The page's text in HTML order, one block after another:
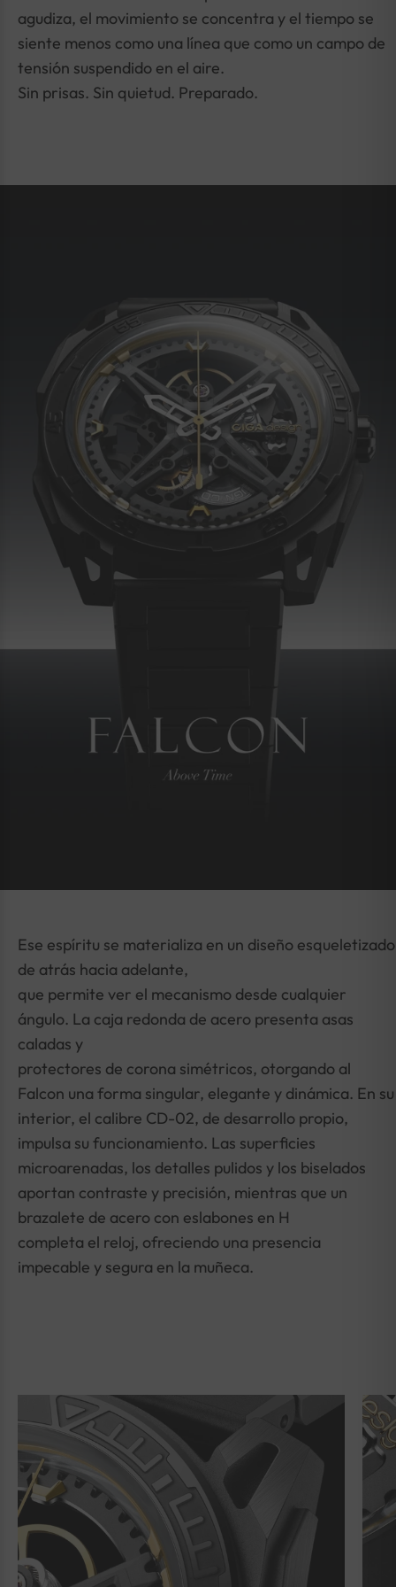
Precisión: -15 a +30 s/día
Índice: Aplicado
agudiza, el movimiento se concentra y el tiempo se
siente menos como una línea que como un campo de
tensión suspendido en el aire.
Sin prisas. Sin quietud. Preparado.
Ese espíritu se materializa en un diseño esqueletizado
de atrás hacia adelante,
que permite ver el mecanismo desde cualquier
ángulo. La caja redonda de acero presenta asas
caladas y
protectores de corona simétricos, otorgando al
Falcon una forma singular, elegante y dinámica. En su
interior, el calibre CD-02, de desarrollo propio,
impulsa su funcionamiento. Las superficies
microarenadas, los detalles pulidos y los biselados
aportan contraste y precisión, mientras que un
brazalete de acero con eslabones en H
completa el reloj, ofreciendo una presencia
impecable y segura en la muñeca.